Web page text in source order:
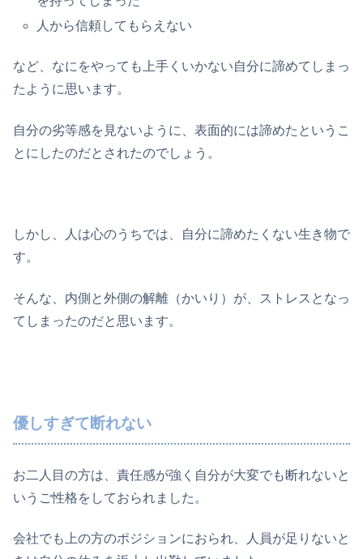
人から信頼してもらえない
など、なにをやっても上手くいかない自分に諦めてしまっ
たように思います。
自分の劣等感を見ないように、表面的には諦めたというこ
とにしたのだとされたのでしょう。
しかし、人は心のうちでは、自分に諦めたくない生き物で
す。
そんな、内側と外側の解離（かいり）が、ストレスとなっ
てしまったのだと思います。
優しすぎて断れない
お二人目の方は、責任感が強く自分が大変でも断れないと
いうご性格をしておられました。
会社でも上の方のポジションにおられ、人員が足りないと